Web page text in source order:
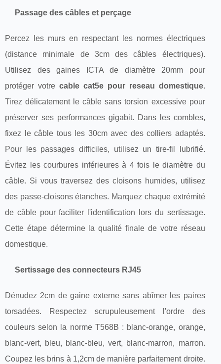
Passage des câbles et perçage
Percez les murs en respectant les normes électriques
(distance minimale de 3cm des câbles électriques).
Utilisez des gaines ICTA de diamètre 20mm pour
protéger votre cable cat5e pour reseau domestique.
Tirez délicatement le câble sans torsion excessive pour
préserver ses performances gigabit. Dans les combles,
fixez le câble tous les 30cm avec des colliers adaptés.
Pour les passages difficiles, utilisez un tire-fil lubrifié.
Évitez les courbures inférieures à 4 fois le diamètre du
câble. Si vous traversez des cloisons humides, utilisez
des passe-cloisons étanches. Marquez chaque extrémité
de câble pour faciliter l'identification lors du sertissage.
Cette étape détermine la qualité finale de votre réseau
domestique.
Sertissage des connecteurs RJ45
Dénudez 2cm de gaine externe sans abîmer les paires
torsadées. Respectez scrupuleusement l'ordre des
couleurs selon la norme T568B : blanc-orange, orange,
blanc-vert, bleu, blanc-bleu, vert, blanc-marron, marron.
Coupez les brins à 1,2cm de manière parfaitement droite.